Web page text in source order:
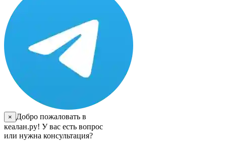
×
Добро пожаловать в
кеалан.ру! У вас есть вопрос
или нужна консультация?